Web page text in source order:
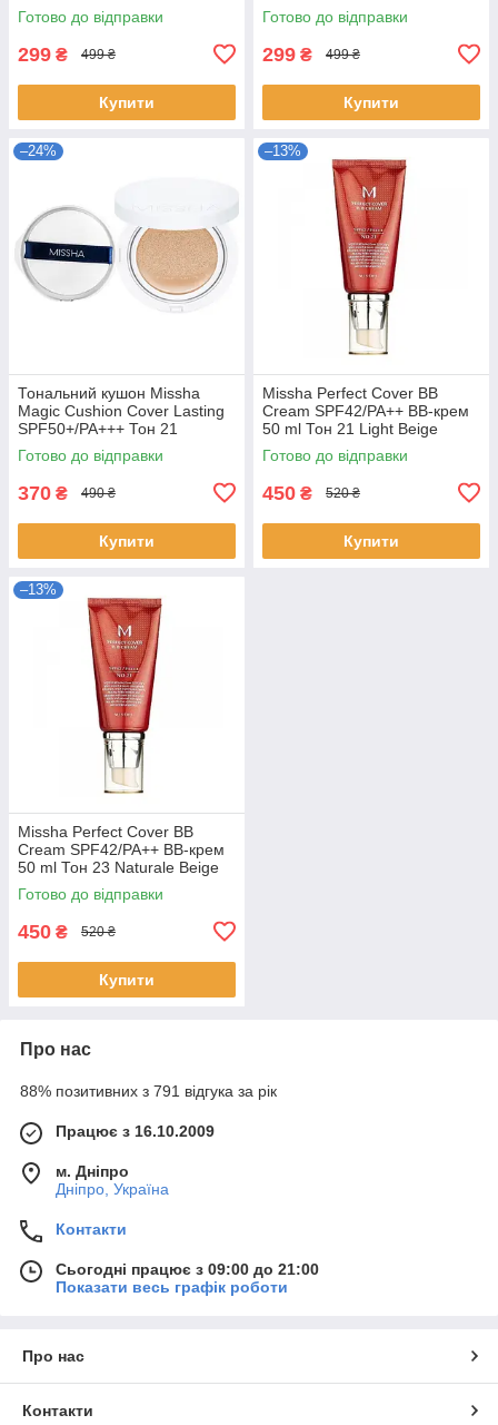
Готово до відправки
299 ₴ 499 ₴
Купити
Готово до відправки
299 ₴ 499 ₴
Купити
–24%
Тональний кушон Missha
Magic Cushion Cover Lasting
SPF50+/PA+++ Тон 21
Готово до відправки
370 ₴ 490 ₴
Купити
–13%
Missha Perfect Cover BB
Cream SPF42/PA++ ВВ-крем
50 ml Тон 21 Light Beige
Готово до відправки
450 ₴ 520 ₴
Купити
–13%
Missha Perfect Cover BB
Cream SPF42/PA++ ВВ-крем
50 ml Тон 23 Naturale Beige
Готово до відправки
450 ₴ 520 ₴
Купити
Про нас
88% позитивних з 791 відгука за рік
Працює з 16.10.2009
м. Дніпро
Дніпро, Україна
Контакти
Сьогодні працює з 09:00 до 21:00
Показати весь графік роботи
Про нас
Контакти